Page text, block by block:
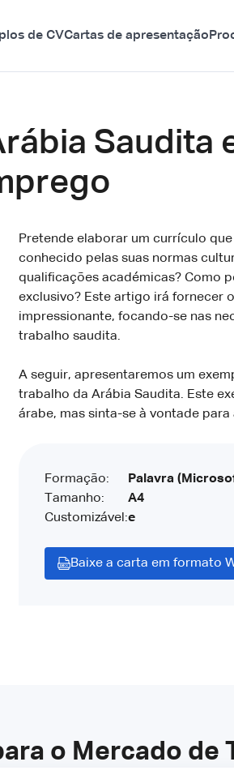
de CVCartas de apresentação
Saudita
Pretende elaborar um currículo
conhecido pelas suas normas
qualificações académicas? Como
exclusivo? Este artigo irá fornecer
impressionante, focando-se nas
trabalho saudita.
A seguir, apresentaremos um
trabalho da Arábia Saudita. Este
árabe, mas sinta-se à vontade
Formação:
Tamanho:
Customizável:
Palavra
A4
e
Baixe a carta em formato
o Mercado de